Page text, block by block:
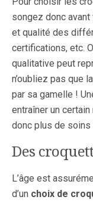
songez donc
et qualité des
certifications, etc.
qualitative peut
n’oubliez pas que
par sa gamelle !
entraîner un
donc plus de soins
Des
L’âge est
d’un choix de